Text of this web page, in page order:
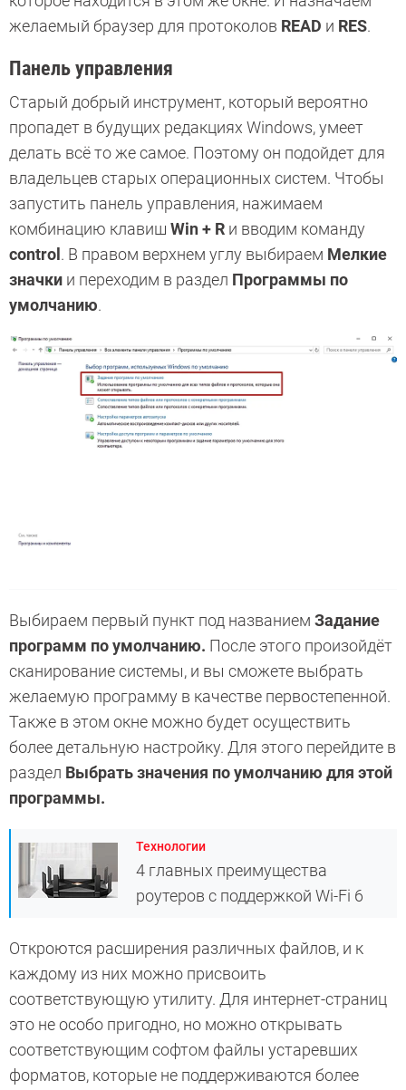
желаемый браузер для протоколов READ и RES.
Панель управления
Старый добрый инструмент, который вероятно
пропадет в будущих редакциях Windows, умеет
делать всё то же самое. Поэтому он подойдет для
владельцев старых операционных систем. Чтобы
запустить панель управления, нажимаем
комбинацию клавиш Win + R и вводим команду
control. В правом верхнем углу выбираем Мелкие
значки и переходим в раздел Программы по
умолчанию.
Выбираем первый пункт под названием Задание
программ по умолчанию. После этого произойдёт
сканирование системы, и вы сможете выбрать
желаемую программу в качестве первостепенной.
Также в этом окне можно будет осуществить
более детальную настройку. Для этого перейдите в
раздел Выбрать значения по умолчанию для этой
программы.
Технологии
4 главных преимущества
роутеров с поддержкой Wi-Fi 6
Откроются расширения различных файлов, и к
каждому из них можно присвоить
соответствующую утилиту. Для интернет-страниц
это не особо пригодно, но можно открывать
соответствующим софтом файлы устаревших
форматов, которые не поддерживаются более